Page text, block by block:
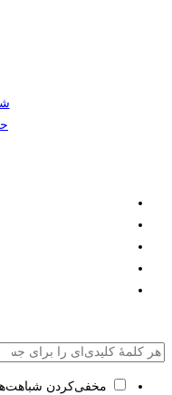
مخفی‌کردن